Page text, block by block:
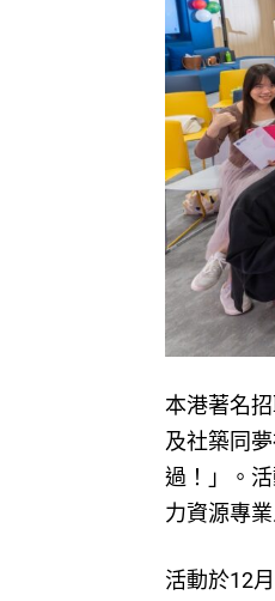
本港著名
及社築同
過！」。
力資源專
活動於12